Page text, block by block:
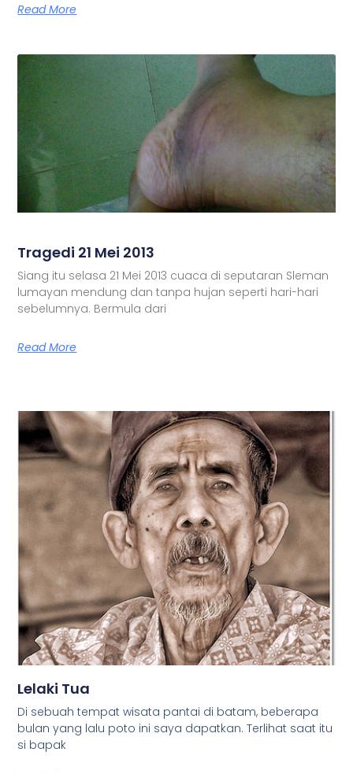
Read More
Tragedi 21 Mei 2013
Siang itu selasa 21 Mei 2013 cuaca di seputaran Sleman
lumayan mendung dan tanpa hujan seperti hari-hari
sebelumnya. Bermula dari
Read More
Lelaki Tua
Di sebuah tempat wisata pantai di batam, beberapa
bulan yang lalu poto ini saya dapatkan. Terlihat saat itu
si bapak